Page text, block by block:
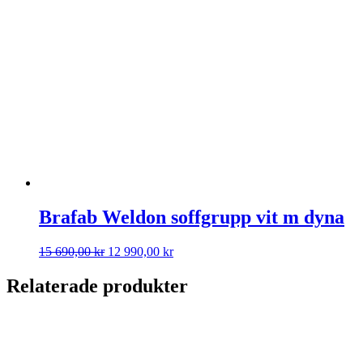
Brafab Weldon soffgrupp vit m dyna
15 690,00kr Det
var:
12 990,00 krDet
är:
Relaterade produkter